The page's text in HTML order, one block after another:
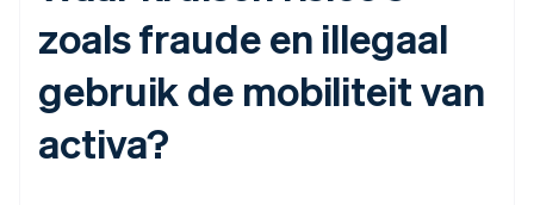
zoals fraude en illegaal
gebruik de mobiliteit van
activa?